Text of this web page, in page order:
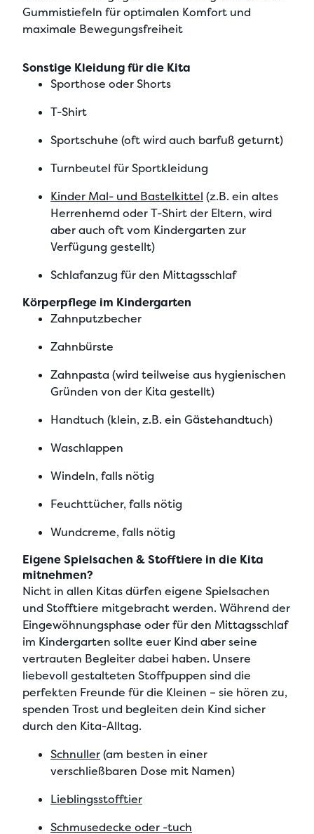
Gummistiefeln für optimalen Komfort und
maximale Bewegungsfreiheit
Sonstige Kleidung für die Kita
Sporthose oder Shorts
T-Shirt
Sportschuhe (oft wird auch barfuß geturnt)
Turnbeutel für Sportkleidung
Kinder Mal- und Bastelkittel (z.B. ein altes
Herrenhemd oder T-Shirt der Eltern, wird
aber auch oft vom Kindergarten zur
Verfügung gestellt)
Schlafanzug für den Mittagsschlaf
Körperpflege im Kindergarten
Zahnputzbecher
Zahnbürste
Zahnpasta (wird teilweise aus hygienischen
Gründen von der Kita gestellt)
Handtuch (klein, z.B. ein Gästehandtuch)
Waschlappen
Windeln, falls nötig
Feuchttücher, falls nötig
Wundcreme, falls nötig
Eigene Spielsachen & Stofftiere in die Kita
mitnehmen?
Nicht in allen Kitas dürfen eigene Spielsachen
und Stofftiere mitgebracht werden. Während der
Eingewöhnungsphase oder für den Mittagsschlaf
im Kindergarten sollte euer Kind aber seine
vertrauten Begleiter dabei haben. Unsere
liebevoll gestalteten Stoffpuppen sind die
perfekten Freunde für die Kleinen – sie hören zu,
spenden Trost und begleiten dein Kind sicher
durch den Kita-Alltag.
Schnuller(am besten in einer
verschließbaren Dose mit Namen)
Lieblingsstofftier
Schmusedecke oder -tuch